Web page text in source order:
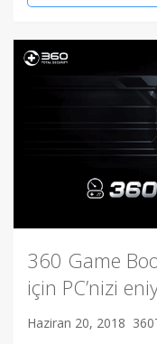
360 Game
için PC’nizi
Haziran 20, 2018